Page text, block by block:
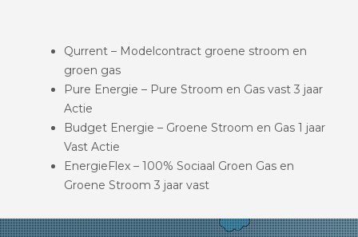
Qurrent – Modelcontract groene stroom en
groen gas
Pure Energie – Pure Stroom en Gas vast 3 jaar
Actie
Budget Energie – Groene Stroom en Gas 1 jaar
Vast Actie
EnergieFlex – 100% Sociaal Groen Gas en
Groene Stroom 3 jaar vast